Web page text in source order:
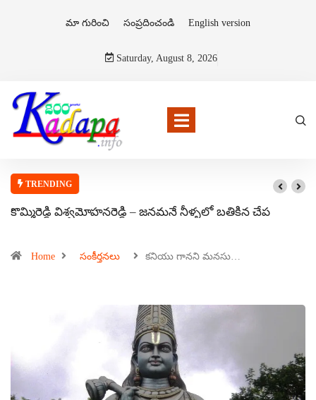
మా గురించి సంప్రదించండి English version
Saturday, August 8, 2026
TRENDING
కొమ్మిరెడ్డి విశ్వమోహనరెడ్డి – జనమనే నీళ్ళలో బతికిన చేప
Home సంకీర్తనలు కనియు గానని మనసు…